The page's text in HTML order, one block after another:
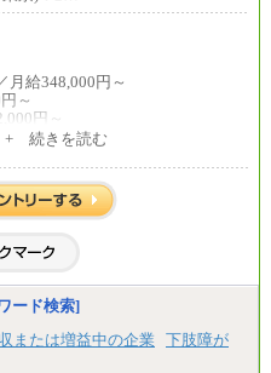
月給348,000円～
～
円～
円～
円～
円～
円～
+ 続きを読む
ード検索]
または増益中の企業
下肢障が